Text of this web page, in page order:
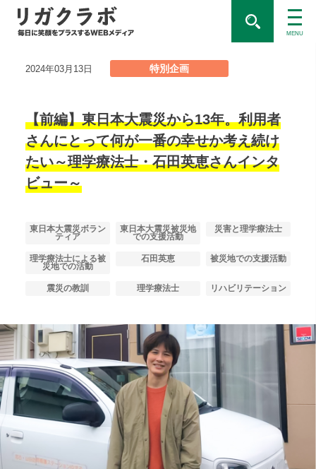
MENU
2024年03月13日 特別企画
【前編】東日本大震災から13年。利用者
さんにとって何が一番の幸せか考え続け
たい～理学療法士・石田英恵さんインタ
ビュー～
東日本大震災ボラン
ティア
東日本大震災被災地
での支援活動
災害と理学療法士
理学療法士による被
災地での活動
石田英恵 被災地での支援活動
震災の教訓 理学療法士 リハビリテーション